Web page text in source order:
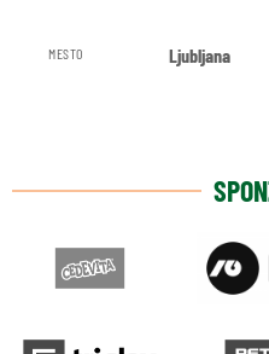
MESTO Ljubljana